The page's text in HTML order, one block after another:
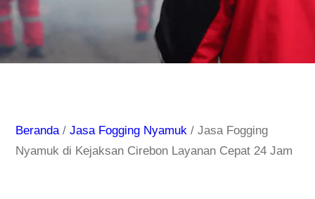
Beranda /Jasa Fogging Nyamuk / Jasa Fogging
Nyamuk di Kejaksan Cirebon Layanan Cepat 24 Jam